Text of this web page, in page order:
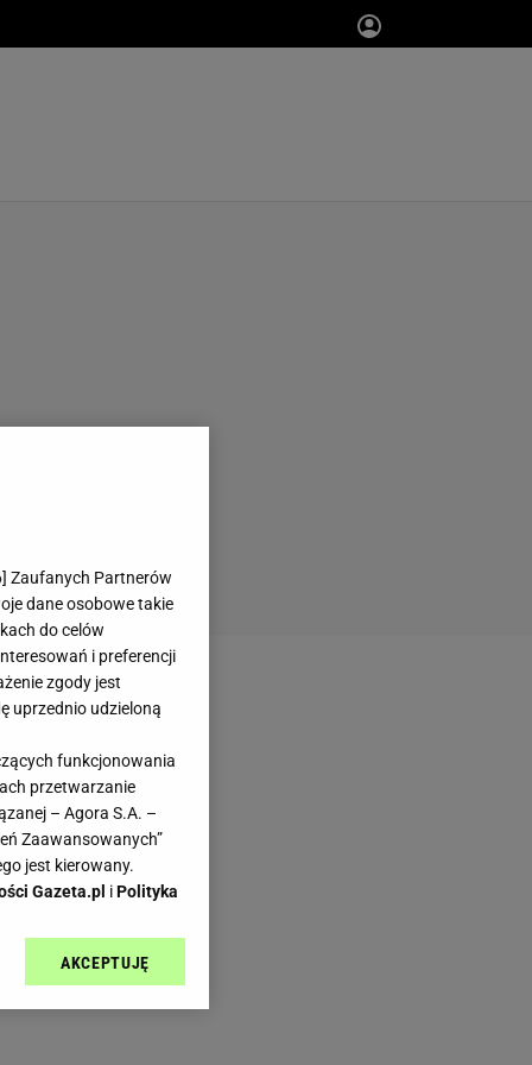
] Zaufanych Partnerów
dane osobowe takie
do celów
i preferencji
zgody jest
uprzednio udzieloną
funkcjonowania
przetwarzanie
– Agora S.A. –
Zaawansowanych”
jest kierowany.
Gazeta.pl iPolityka
sp. z o.o., jej
AKCEPTUJĘ